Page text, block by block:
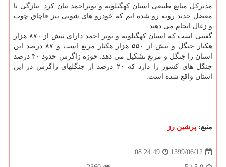
مدیرکل منابع طبیعی استان کهگیلویه و بویراحمد بیان کرد: بتازگی با
معضل جدید روبه رو شده ایم که خودرو های شوتی نیز قاچاق چوب
و زغال انجام می دهند.
گفتنی است که استان کهگیلویه و بویر احمد دارای بیش از ۸۷۰ هزار
هکتار جنگل و بیش از ۵۵۰ هزار هکتار مرتع است و ۸۷ درصد این
استان را جنگل و مرتع تشکیل می دهد. حوزه زاگرس حدود ۴۰ درصد
جنگل های کشور را دارد که ۲۰ درصد از جنگلهای زاگرس در این
استان واقع شده است.
منبع: پرشین رز
1399/06/12
08:24:49